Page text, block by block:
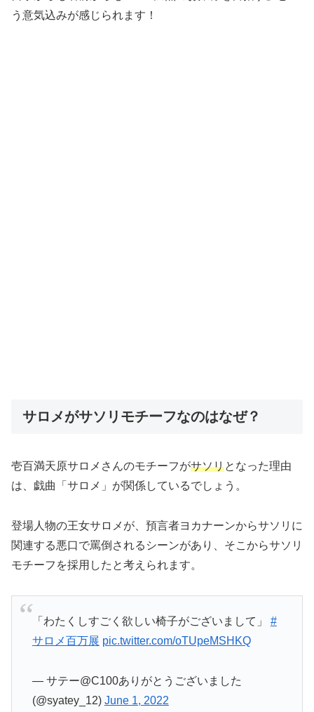
う意気込みが感じられます！
サロメがサソリモチーフなのはなぜ？
壱百満天原サロメさんのモチーフがサソリとなった理由
は、戯曲「サロメ」が関係しているでしょう。
登場人物の王女サロメが、預言者ヨカナーンからサソリに
関連する悪口で罵倒されるシーンがあり、そこからサソリ
モチーフを採用したと考えられます。
「わたくしすごく欲しい椅子がございまして」 #
サロメ百万展 pic.twitter.com/oTUpeMSHKQ
— サテー@C100ありがとうございました
(@syatey_12) June 1, 2022